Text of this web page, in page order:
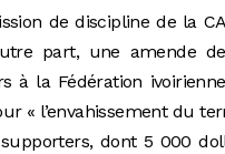
de discipline de la
part, une amende
à la Fédération
« l’envahissement du
dont 5 000